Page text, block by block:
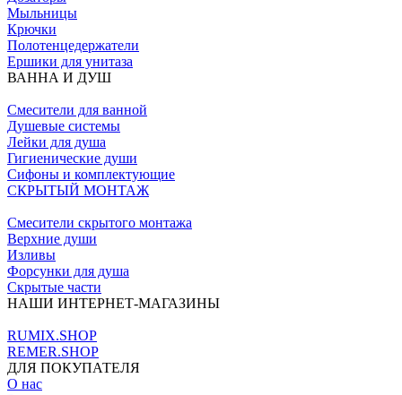
Мыльницы
Крючки
Полотенцедержатели
Ершики для унитаза
ВАННА И ДУШ
Смесители для ванной
Душевые системы
Лейки для душа
Гигиенические души
Сифоны и комплектующие
СКРЫТЫЙ МОНТАЖ
Смесители скрытого монтажа
Верхние души
Изливы
Форсунки для душа
Скрытые части
НАШИ ИНТЕРНЕТ-МАГАЗИНЫ
RUMIX.SHOP
REMER.SHOP
ДЛЯ ПОКУПАТЕЛЯ
О нас